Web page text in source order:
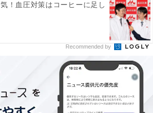
！血圧対策はコーヒーに足し
Recommended by